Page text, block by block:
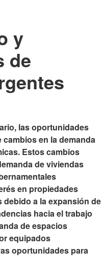
y
de
las oportunidades
cambios en la demanda
. Estos cambios
de viviendas
en propiedades
a la expansión de
hacia el trabajo
de espacios
equipados
oportunidades para